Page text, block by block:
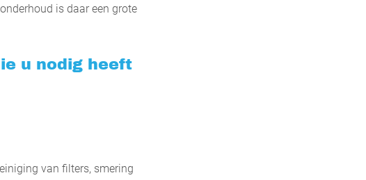
is daar een grote
u nodig heeft
van filters, smering